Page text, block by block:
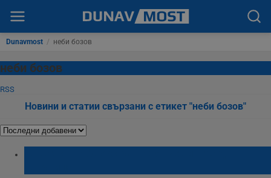
Dunavmost / неби бозов
неби бозов
RSS
Новини и статии свързани с етикет "неби бозов"